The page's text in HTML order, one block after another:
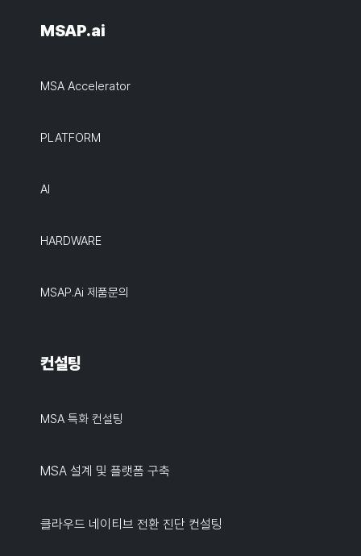
MSAP.ai
MSA Accelerator
PLATFORM
AI
HARDWARE
MSAP.ai 제품문의
컨설팅
MSA 특화 컨설팅
MSA 설계 및 플랫폼 구축
클라우드 네이티브 전환 진단 컨설팅